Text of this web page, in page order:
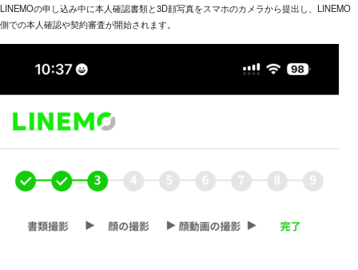
LINEMOの申し込み中に本人確認書類と3D顔写真をスマホのカメラから提出し、LINEMO
側での本人確認や契約審査が開始されます。